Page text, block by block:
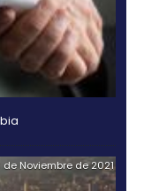
abarcará
se
expansión
Colombia y
de la de